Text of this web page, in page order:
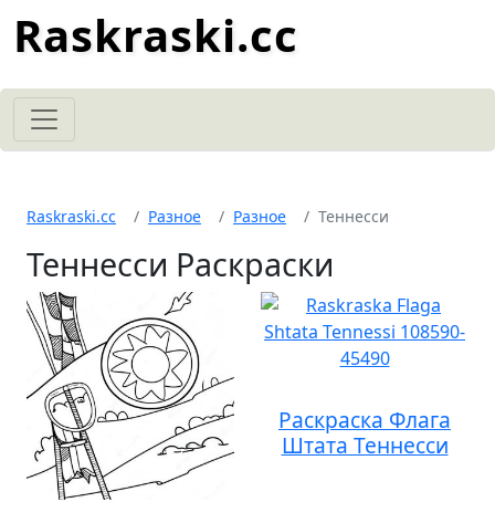
Raskraski.cc
Raskraski.cc Разное Разное Теннесси
Теннесси Раскраски
Раскраска Флага
Штата Теннесси